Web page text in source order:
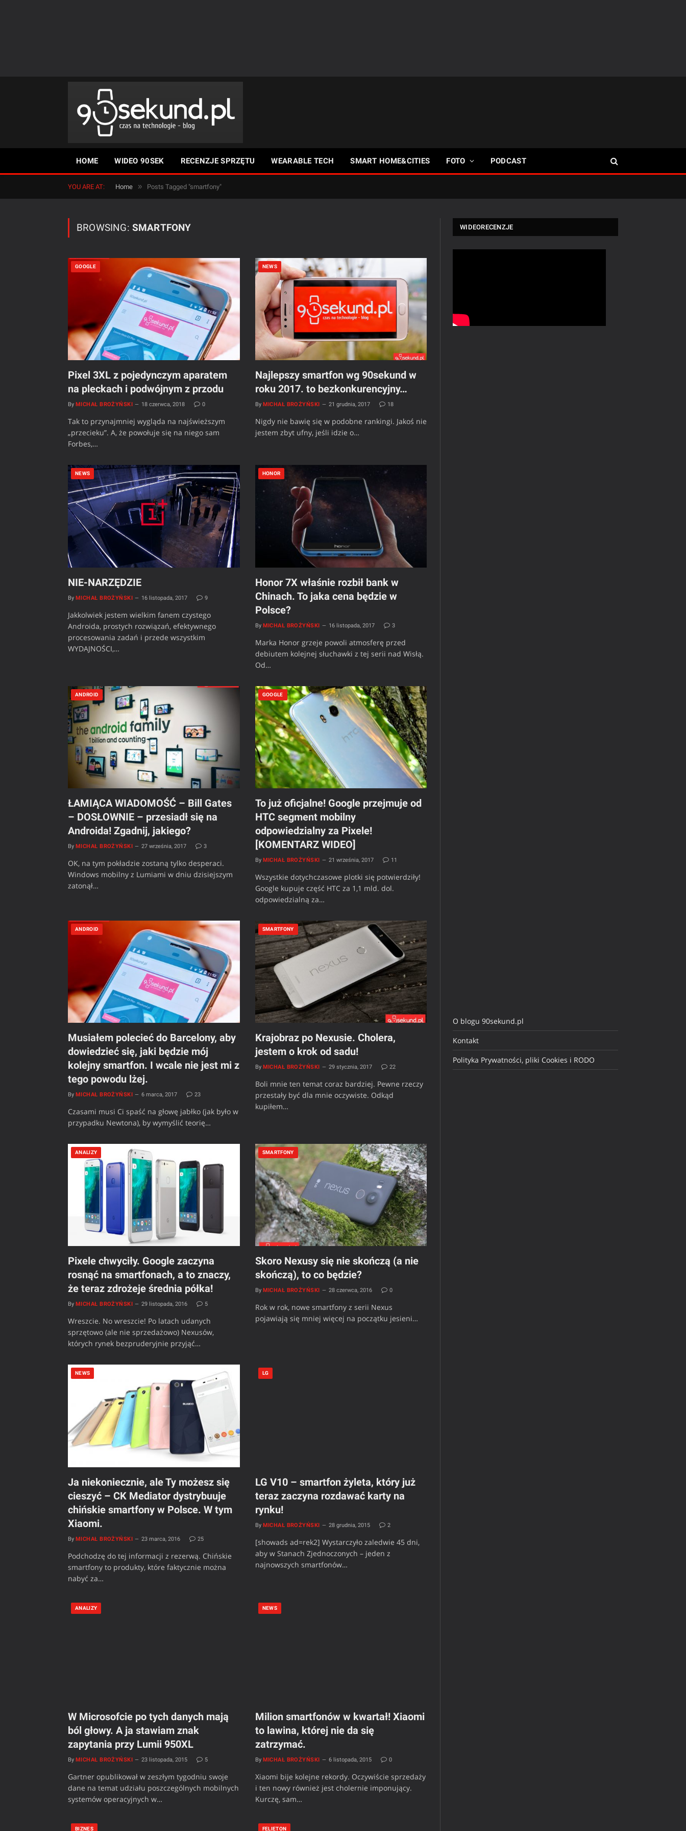
HOME WIDEO 90SEK RECENZJE SPRZĘTU WEARABLE TECH SMART HOME&CITIES FOTO PODCAST
YOU ARE AT: Home » Posts Tagged "smartfony"
BROWSING: SMARTFONY
GOOGLE
Pixel 3XL z pojedynczym aparatem
na pleckach i podwójnym z przodu
By MICHAŁ BROŻYŃSKI 18 czerwca, 2018 0
Tak to przynajmniej wygląda na najświeższym
„przecieku”. A, że powołuje się na niego sam
Forbes,…
NEWS
Najlepszy smartfon wg 90sekund w
roku 2017. to bezkonkurencyjny…
By MICHAŁ BROŻYŃSKI 21 grudnia, 2017 18
Nigdy nie bawię się w podobne rankingi. Jakoś nie
jestem zbyt ufny, jeśli idzie o…
NEWS
NIE-NARZĘDZIE
By MICHAŁ BROŻYŃSKI 16 listopada, 2017 9
Jakkolwiek jestem wielkim fanem czystego
Androida, prostych rozwiązań, efektywnego
procesowania zadań i przede wszystkim
WYDAJNOŚCI,…
HONOR
Honor 7X właśnie rozbił bank w
Chinach. To jaka cena będzie w
Polsce?
By MICHAŁ BROŻYŃSKI 16 listopada, 2017 3
Marka Honor grzeje powoli atmosferę przed
debiutem kolejnej słuchawki z tej serii nad Wisłą.
Od…
ANDROID
ŁAMIĄCA WIADOMOŚĆ – Bill Gates
– DOSŁOWNIE – przesiadł się na
Androida! Zgadnij, jakiego?
By MICHAŁ BROŻYŃSKI 27 września, 2017 3
OK, na tym pokładzie zostaną tylko desperaci.
Windows mobilny z Lumiami w dniu dzisiejszym
zatonął…
GOOGLE
To już oficjalne! Google przejmuje od
HTC segment mobilny
odpowiedzialny za Pixele!
[KOMENTARZ WIDEO]
By MICHAŁ BROŻYŃSKI 21 września, 2017 11
Wszystkie dotychczasowe plotki się potwierdziły!
Google kupuje część HTC za 1,1 mld. dol.
odpowiedzialną za…
ANDROID
Musiałem polecieć do Barcelony, aby
dowiedzieć się, jaki będzie mój
kolejny smartfon. I wcale nie jest mi z
tego powodu lżej.
By MICHAŁ BROŻYŃSKI 6 marca, 2017 23
Czasami musi Ci spaść na głowę jabłko (jak było w
przypadku Newtona), by wymyślić teorię…
SMARTFONY
Krajobraz po Nexusie. Cholera,
jestem o krok od sadu!
By MICHAŁ BROŻYŃSKI 29 stycznia, 2017 22
Boli mnie ten temat coraz bardziej. Pewne rzeczy
przestały być dla mnie oczywiste. Odkąd
kupiłem…
ANALIZY
Pixele chwyciły. Google zaczyna
rosnąć na smartfonach, a to znaczy,
że teraz zdrożeje średnia półka!
By MICHAŁ BROŻYŃSKI 29 listopada, 2016 5
Wreszcie. No wreszcie! Po latach udanych
sprzętowo (ale nie sprzedażowo) Nexusów,
których rynek bezpruderyjnie przyjąć…
SMARTFONY
Skoro Nexusy się nie skończą (a nie
skończą), to co będzie?
By MICHAŁ BROŻYŃSKI 28 czerwca, 2016 0
Rok w rok, nowe smartfony z serii Nexus
pojawiają się mniej więcej na początku jesieni…
NEWS
Ja niekoniecznie, ale Ty możesz się
cieszyć – CK Mediator dystrybuuje
chińskie smartfony w Polsce. W tym
Xiaomi.
By MICHAŁ BROŻYŃSKI 23 marca, 2016 25
Podchodzę do tej informacji z rezerwą. Chińskie
smartfony to produkty, które faktycznie można
nabyć za…
LG
LG V10 – smartfon żyleta, który już
teraz zaczyna rozdawać karty na
rynku!
By MICHAŁ BROŻYŃSKI 28 grudnia, 2015 2
[showads ad=rek2] Wystarczyło zaledwie 45 dni,
aby w Stanach Zjednoczonych – jeden z
najnowszych smartfonów…
ANALIZY
W Microsofcie po tych danych mają
ból głowy. A ja stawiam znak
zapytania przy Lumii 950XL
By MICHAŁ BROŻYŃSKI 23 listopada, 2015 5
Gartner opublikował w zeszłym tygodniu swoje
dane na temat udziału poszczególnych mobilnych
systemów operacyjnych w…
NEWS
Milion smartfonów w kwartał! Xiaomi
to lawina, której nie da się
zatrzymać.
By MICHAŁ BROŻYŃSKI 6 listopada, 2015 0
Xiaomi bije kolejne rekordy. Oczywiście sprzedaży
i ten nowy również jest cholernie imponujący.
Kurczę, sam…
BIZNES FELIETON
WIDEORECENZJE
O blogu 90sekund.pl
Kontakt
Polityka Prywatności, pliki Cookies i RODO